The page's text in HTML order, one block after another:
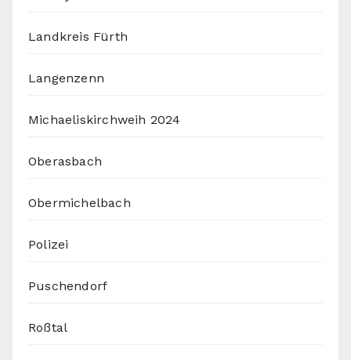
Landkreis Fürth
Langenzenn
Michaeliskirchweih 2024
Oberasbach
Obermichelbach
Polizei
Puschendorf
Roßtal